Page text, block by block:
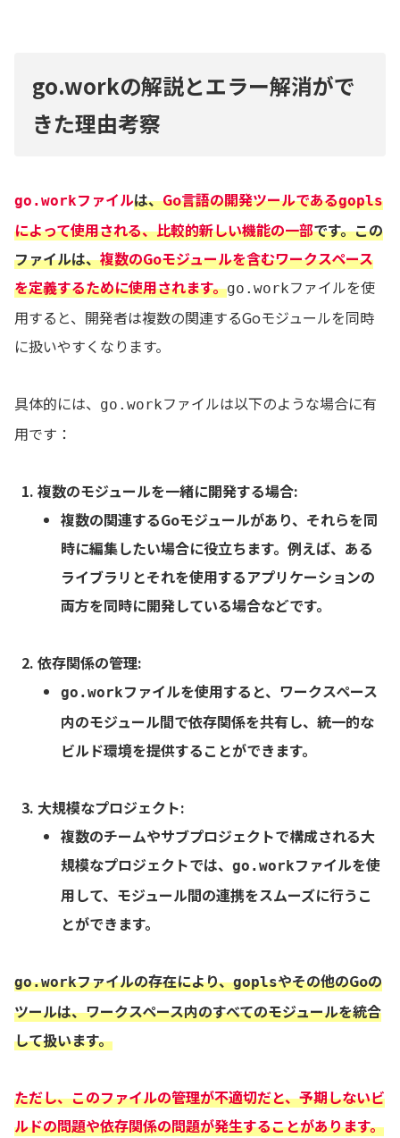
go.workの解説とエラー解消がで
きた理由考察
go.workファイルは、Go言語の開発ツールであるgopls
によって使用される、比較的新しい機能の一部です。この
ファイルは、複数のGoモジュールを含むワークスペース
を定義するために使用されます。go.workファイルを使
用すると、開発者は複数の関連するGoモジュールを同時
に扱いやすくなります。
具体的には、 go.workファイルは以下のような場合に有
用です：
複数のモジュールを一緒に開発する場合:
複数の関連するGoモジュールがあり、それらを同
時に編集したい場合に役立ちます。例えば、ある
ライブラリとそれを使用するアプリケーションの
両方を同時に開発している場合などです。
依存関係の管理:
go.workファイルを使用すると、ワークスペース
内のモジュール間で依存関係を共有し、統一的な
ビルド環境を提供することができます。
大規模なプロジェクト:
複数のチームやサブプロジェクトで構成される大
規模なプロジェクトでは、 go.workファイルを使
用して、モジュール間の連携をスムーズに行うこ
とができます。
go.workファイルの存在により、goplsやその他のGoの
ツールは、ワークスペース内のすべてのモジュールを統合
して扱います。
ただし、このファイルの管理が不適切だと、予期しないビ
ルドの問題や依存関係の問題が発生することがあります。